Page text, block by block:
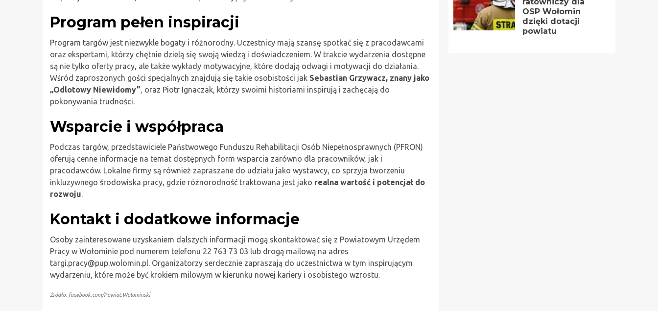
Program pełen inspiracji
Program targów jest niezwykle bogaty i różnorodny. Uczestnicy mają szansę spotkać się z pracodawcami
oraz ekspertami, którzy chętnie dzielą się swoją wiedzą i doświadczeniem. W trakcie wydarzenia dostępne
są nie tylko oferty pracy, ale także wykłady motywacyjne, które dodają odwagi i motywacji do działania.
Wśród zaproszonych gości specjalnych znajdują się takie osobistości jak Sebastian Grzywacz, znany jako
„Odlotowy Niewidomy” , oraz Piotr Ignaczak, którzy swoimi historiami inspirują i zachęcają do
pokonywania trudności.
Wsparcie i współpraca
Podczas targów, przedstawiciele Państwowego Funduszu Rehabilitacji Osób Niepełnosprawnych (PFRON)
oferują cenne informacje na temat dostępnych form wsparcia zarówno dla pracowników, jak i
pracodawców. Lokalne firmy są również zapraszane do udziału jako wystawcy, co sprzyja tworzeniu
inkluzywnego środowiska pracy, gdzie różnorodność traktowana jest jako realna wartość i potencjał do
rozwoju
Kontakt i dodatkowe informacje
Osoby zainteresowane uzyskaniem dalszych informacji mogą skontaktować się z Powiatowym Urzędem
Pracy w Wołominie pod numerem telefonu 22 763 73 03 lub drogą mailową na adres
targi.pracy@pup.wolomin.pl
. Organizatorzy serdecznie zapraszają do uczestnictwa w tym inspirującym
wydarzeniu, które może być krokiem milowym w kierunku nowej kariery i osobistego wzrostu.
Źródło: facebook.com/Powiat.Wolominski
OSP Wołomin
dzięki dotacji
powiatu